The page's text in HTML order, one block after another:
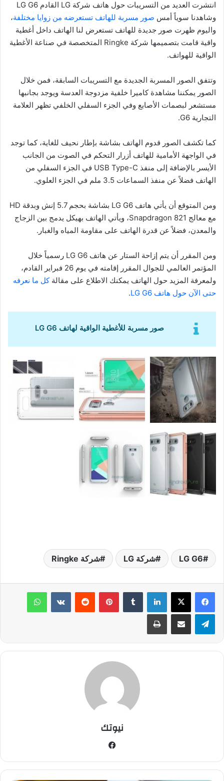
انتشرت العديد من التسريبات حول هاتف شركة LG القادم LG G6
وشاهدنا سوياً أمس صور مسربة للهاتف تستعرضه من زوايا مختلفة،
واليوم ظهرت صور جديدة للهاتف تستعرض لنا الهاتف داخل أغطية
واقية قامت بتصميمها شركة Ringke المتخصصة في صناعة الأغطية
الواقية للهواتف.
وتتفق الصور المسربة الجديدة مع التسريبات السابقة، فمن خلال
الصور يمكننا مشاهدة كاميرا خلفية مزدوجة العدسة ويوجد بجانبها
مستشعر لبصمات الأصابع وفي الجزء السفلي الخلفي تظهر العلامة
التجارية G6.
كما تكشف الصور قدوم الهاتف بشاشة بإطار نحيف للغاية، كما توجد
في الواجهة الأمامية للهاتف أزرار التحكم في الصوت من الجانب
الأيسر بالإضافة إلى منفذ USB Type-C في الجزء السفلي من
الهاتف فضلاً عن منفذ السماعات 3.5 ملم في الجزء العلوي.
ومن المتوقع أن يأتي هاتف LG G6 بشاشة بحجم 5.7 إنش وبدقة HD
مع معالج Snapdragon 821، ويأتي الهاتف بهيكل يدمج بين الزجاج
والمعدن، فضلاً عن قدرة الهاتف على مقاومة المياه والغبار.
ومن المقرر أن يتم إزاحة الستار عن هاتف LG G6 رسمياً خلال
المؤتمر العالمي للجوال المقرر إقامته في يوم 26 فبراير القادم،
ولمعرفة المزيد حول الهاتف يمكنك الاطلاع على مقالةكل ما نعرفه
حتى الآن حول هاتف LG G6
.
صور مسربة للأغطية الواقية لهاتف LG G6
LG G6 شركة LG شركة Ringke
لينكدإن بينتيريست
نيوتك
وك